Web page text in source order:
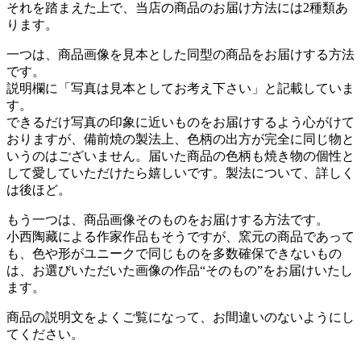
それを踏まえた上で、当店の商品のお届け方法には2種類あ
ります。
一つは、商品画像を見本とした同型の商品をお届けする方法
です。
説明欄に「写真は見本としてお考え下さい」と記載していま
す。
できるだけ写真の印象に近いものをお届けするよう心がけて
おりますが、備前焼の製法上、色柄の出方が完全に同じ物と
いうのはございません。届いた商品の色柄も焼き物の個性と
して愛していただけたら嬉しいです。製法について、詳しく
は後ほど。
もう一つは、商品画像そのものをお届けする方法です。
小西陶藏による作家作品もそうですが、窯元の商品であって
も、色や形がユニークで同じものを多数確保できないもの
は、お選びいただいた画像の作品“そのもの”をお届けいたし
ます。
商品の説明文をよくご覧になって、お間違いのないようにし
てください。